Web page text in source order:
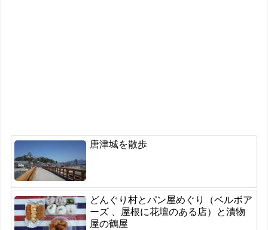
唐津城を散歩
どんぐり村とパン屋めぐり（ベルボア
ーズ 、屋根に花壇のある店）と漬物
屋の鶴屋